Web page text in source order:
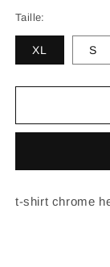
Taille:
XL S
t-shirt chrome